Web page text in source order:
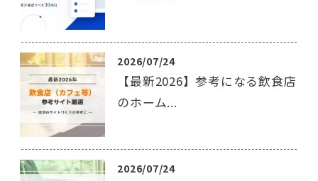
2026/07/24
【最新2026】参考になる飲食店
のホーム...
2026/07/24